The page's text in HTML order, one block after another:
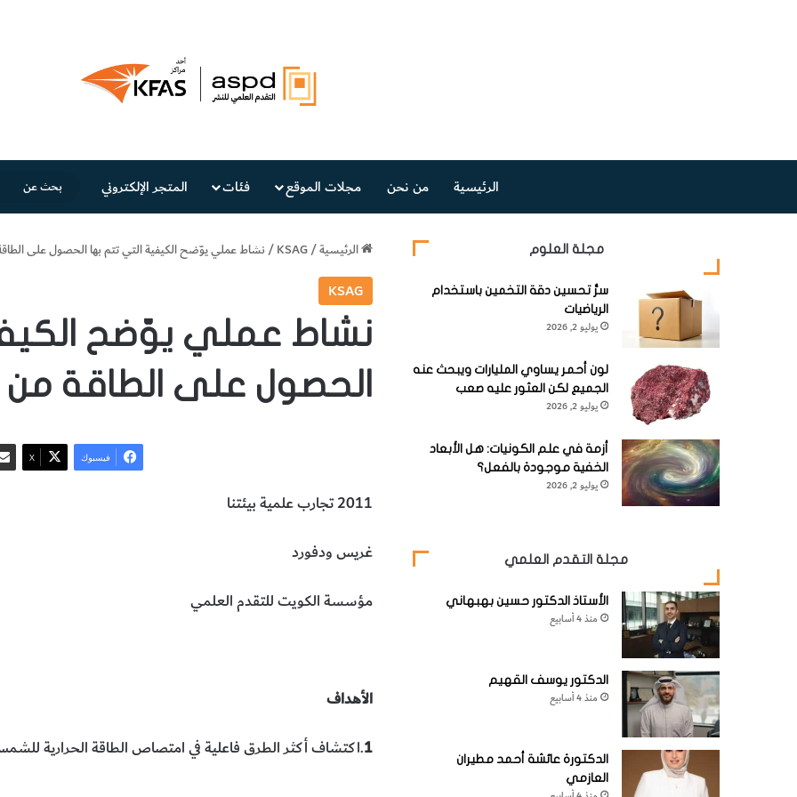
الرئيسية من نحن مجلات الموقع فئات المتجر الإلكتروني
الرئيسية/
KSAG
/نشاط عملي يوّضح الكيفية التي تتم بها الحصول على
KSAG
نشاط عملي يوّضح
الحصول على الطاقة
فيسبوك ‫X
2011 تجارب علمية بيئتنا
غريس ودفورد
مؤسسة الكويت للتقدم العلمي
الأهداف
1.اكتشاف أكثر الطرق فاعلية في امتصاص الطاقة الحرارية
مجلة العلوم
سرُّ تحسين دقة التخمين باستخدام
الرياضيات
يوليو 2, 2026
لون أحمر يساوي المليارات ويبحث عنه
الجميع لكن العثور عليه صعب
يوليو 2, 2026
أزمة في علم الكونيات: هل الأبعاد
الخفية موجودة بالفعل؟
يوليو 2, 2026
مجلة التقدم العلمي
الأستاذ الدكتور حسين بهبهاني
منذ 4 أسابيع
الدكتور يوسف القهيم
منذ 4 أسابيع
الدكتورة عائشة أحمد مطيران
العازمي